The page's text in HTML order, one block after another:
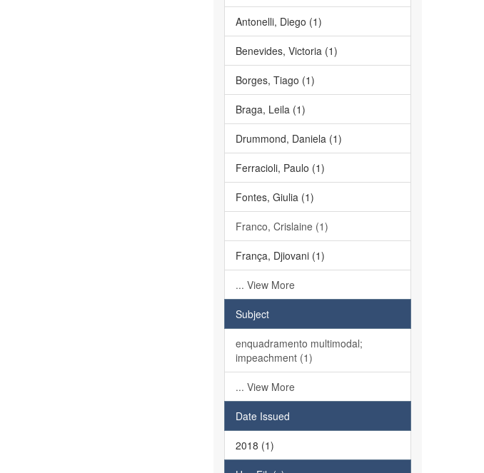
Antonelli, Diego (1)
Benevides, Victoria (1)
Borges, Tiago (1)
Braga, Leila (1)
Drummond, Daniela (1)
Ferracioli, Paulo (1)
Fontes, Giulia (1)
Franco, Crislaine (1)
França, Djiovani (1)
... View More
Subject
enquadramento multimodal;
impeachment (1)
... View More
Date Issued
2018 (1)